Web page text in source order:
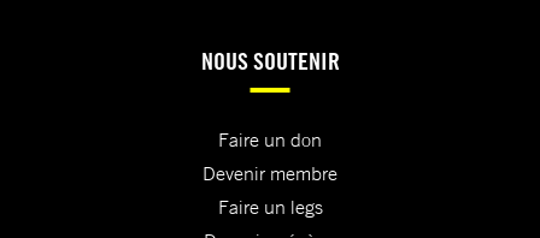
NOUS SOUTENIR
Faire un don
Devenir membre
Faire un legs